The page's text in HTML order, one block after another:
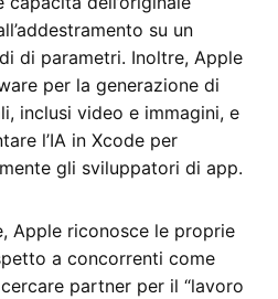
su un
di parametri. Inoltre, Apple
per la generazione di
inclusi video e immagini, e
l’IA in Xcode per
gli sviluppatori di app.
Apple riconosce le proprie
a concorrenti come
partner per il “lavoro